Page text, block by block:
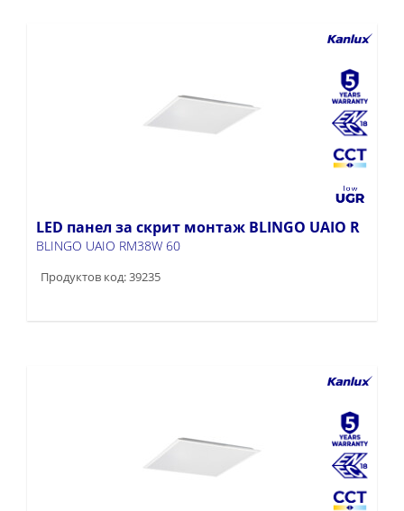
LED панел за скрит монтаж BLINGO UAIO R
BLINGO UAIO RM38W 60
Продуктов код: 39235